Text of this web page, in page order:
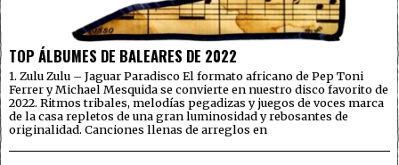
TOP ÁLBUMES DE BALEARES DE 2022
1. Zulu Zulu – Jaguar Paradisco El formato africano de Pep Toni
Ferrer y Michael Mesquida se convierte en nuestro disco favorito de
2022. Ritmos tribales, melodías pegadizas y juegos de voces marca
de la casa repletos de una gran luminosidad y rebosantes de
originalidad. Canciones llenas de arreglos en